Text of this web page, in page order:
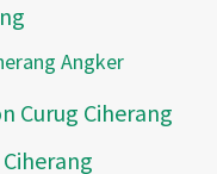
Angker
Curug Ciherang